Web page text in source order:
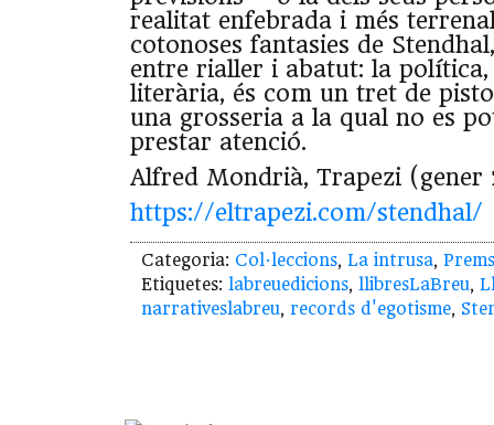
realitat enfebrada i més
cotonoses fantasies de
entre rialler i abatut: la política,
literària, és com un tret de
una grosseria a la qual no es
prestar atenció.
Alfred Mondrià, Trapezi (gener
https://eltrapezi.com/stendhal/
Categoria: Col·leccions, La intrusa,
Etiquetes: labreuedicions, llibresLaBreu,
narrativeslabreu, records d'egotisme,